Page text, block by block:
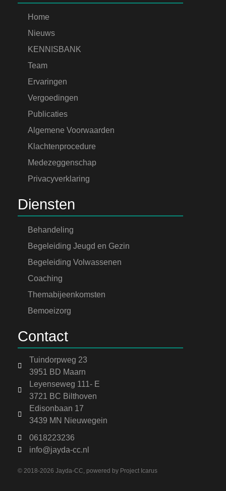
Home
Nieuws
KENNISBANK
Team
Ervaringen
Vergoedingen
Publicaties
Algemene Voorwaarden
Klachtenprocedure
Medezeggenschap
Privacyverklaring
Diensten
Behandeling
Begeleiding Jeugd en Gezin
Begeleiding Volwassenen
Coaching
Themabijeenkomsten
Bemoeizorg
Contact
Tuindorpweg 23
3951 BD Maarn
Leyenseweg 111- E
3721 BC Bilthoven
Edisonbaan 17
3439 MN Nieuwegein
0618223236
info@jayda-cc.nl
© 2018-2026 Jayda-CC, powered by Project Icarus